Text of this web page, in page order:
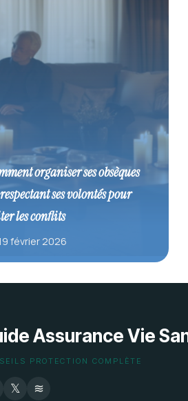
organiser ses obsèques
ses volontés pour
les conflits
février 2026
Assurance Vie
PROTECTION COMPLÈTE
𝕏 ≋